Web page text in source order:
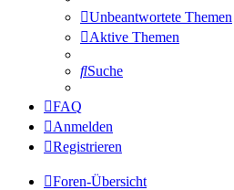
Unbeantwortete Themen
Aktive Themen
Suche
FAQ
Anmelden
Registrieren
Foren-Übersicht